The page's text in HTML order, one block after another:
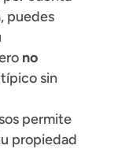
puedes
no
sin
permite
propiedad